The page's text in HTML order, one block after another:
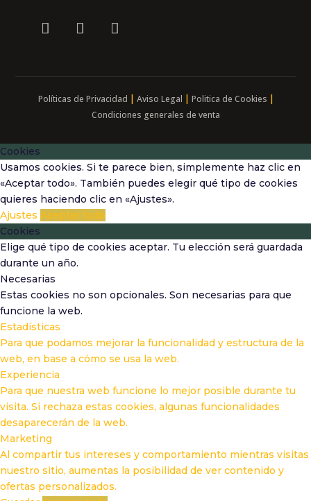
Políticas de Privacidad | Aviso Legal | Politica de Cookies |
Condiciones generales de venta
Cookies
Usamos cookies. Si te parece bien, simplemente haz clic en
«Aceptar todo». También puedes elegir qué tipo de cookies
quieres haciendo clic en «Ajustes».
Ajustes Aceptar todo
Cookies
Elige qué tipo de cookies aceptar. Tu elección será guardada
durante un año.
Necesarias
Estas cookies no son opcionales. Son necesarias para que
funcione la web.
Estadísticas
Para que podamos mejorar la funcionalidad y estructura de la
web, en base a cómo se usa la web.
Experiencia
Para que nuestra web funcione lo mejor posible durante tu
visita. Si rechaza estas cookies, algunas funcionalidades
desaparecerán de la web.
Marketing
Al compartir tus intereses y comportamiento mientras visitas
nuestro sitio, aumentas la posibilidad de ver contenido y
ofertas personalizados.